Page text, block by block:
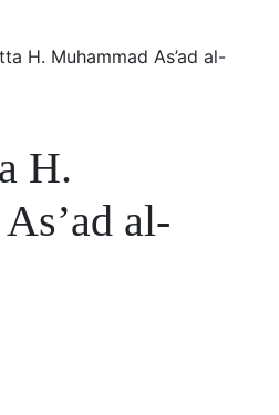
H. Muhammad As’ad al-
H.
al-